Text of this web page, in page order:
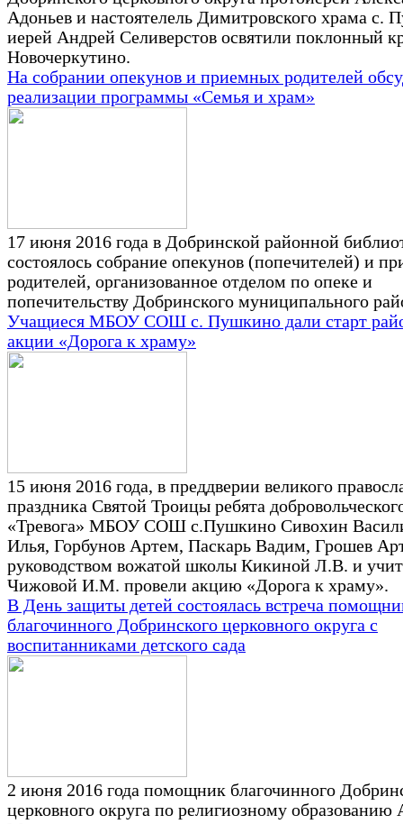
Адоньев и настоятелель Димитровского храма с.
иерей Андрей Селиверстов освятили поклонный
Новочеркутино.
На собрании опекунов и приемных родителей
реализации программы «Семья и храм»
17 июня 2016 года в Добринской районной
состоялось собрание опекунов (попечителей) и
родителей, организованное отделом по опеке и
попечительству Добринского муниципального
Учащиеся МБОУ СОШ с. Пушкино дали старт
акции «Дорога к храму»
15 июня 2016 года, в преддверии великого
праздника Святой Троицы ребята
«Тревога» МБОУ СОШ с.Пушкино Сивохин
Илья, Горбунов Артем, Паскарь Вадим, Грошев
руководством вожатой школы Кикиной Л.В. и
Чижовой И.М. провели акцию «Дорога к храму».
В День защиты детей состоялась встреча
благочинного Добринского церковного округа с
воспитанниками детского сада
2 июня 2016 года помощник благочинного
церковного округа по религиозному образованию